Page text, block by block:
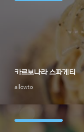
allowto
카르보나라 스파게티